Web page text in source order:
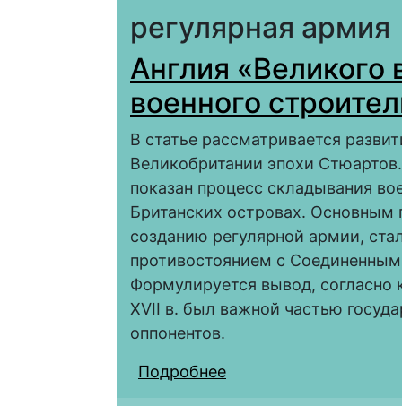
регулярная армия
Англия
военного
В статье рассматривается
Великобритании эпохи
показан процесс складывания
Британских островах.
созданию регулярной армии,
противостоянием с
Формулируется вывод, согласно
XVII в. был важной частью
оппонентов.
Подробнее